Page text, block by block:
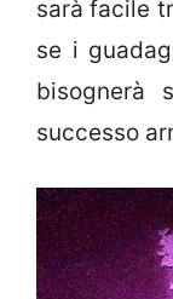
sarà facile
se i
bisognerà
successo